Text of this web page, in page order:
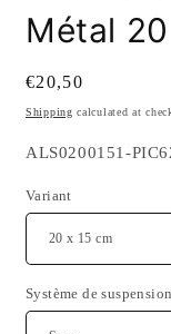
Métal
Regular
price
€20,50
Shipping calculated at
SKU:
ALS0200151-
Variant
Système de suspension